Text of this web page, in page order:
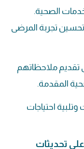
الصحية.
تجربة المرضى
تقديم ملاحظاتهم
المقدمة.
احتياجات
تحديثات